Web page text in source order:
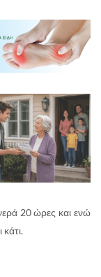
20 ώρες και ενώ